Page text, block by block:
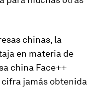
chinas, la
en materia de
china Face++
jamás obtenida